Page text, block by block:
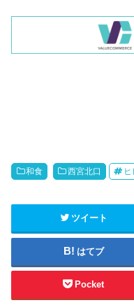
和食 西宮北口
ツイート
はてブ
Pocket